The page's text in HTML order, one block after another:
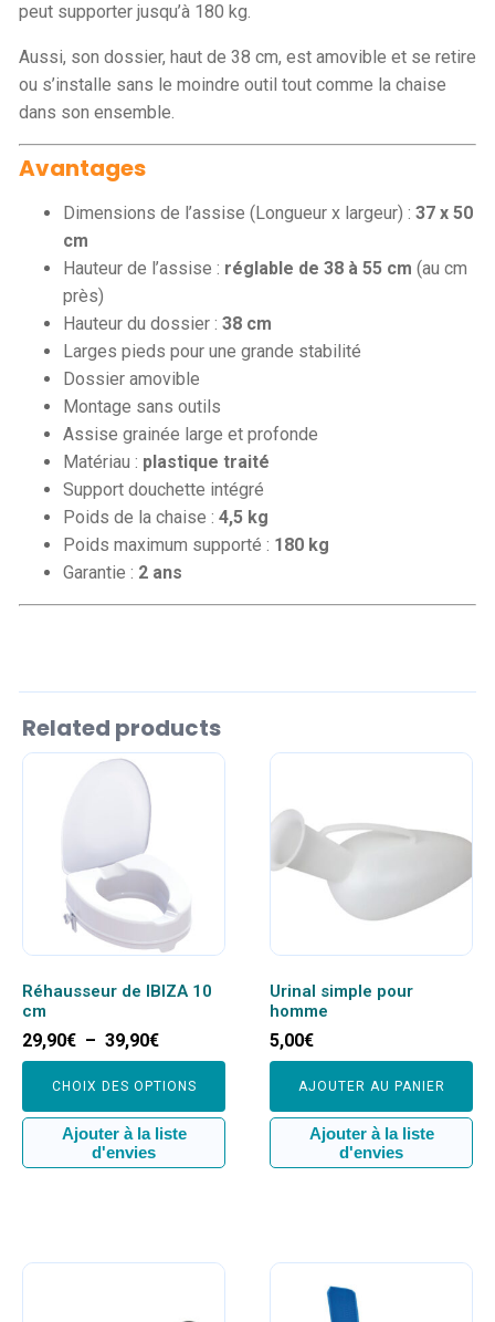
peut supporter jusqu’à 180 kg.
Aussi, son dossier, haut de 38 cm, est amovible et se retire
ou s’installe sans le moindre outil tout comme la chaise
dans son ensemble.
Avantages
Dimensions de l’assise (Longueur x largeur) : 37 x 50
cm
Hauteur de l’assise : réglable de 38 à 55 cm (au cm
près)
Hauteur du dossier : 38 cm
Larges pieds pour une grande stabilité
Dossier amovible
Montage sans outils
Assise grainée large et profonde
Matériau : plastique traité
Support douchette intégré
Poids de la chaise : 4,5 kg
Poids maximum supporté : 180 kg
Garantie : 2 ans
Related products
Réhausseur de IBIZA 10
cm
29,90€ – 39,90€Plage
de
prix :
29,90€
à
CHOIX DES OPTIONS
Ce
options
peuvent
choisies
sur
la
du
Ajouter à la liste
d'envies
Urinal simple pour
homme
5,00€
AJOUTER AU PANIER
Ajouter à la liste
d'envies
Ce